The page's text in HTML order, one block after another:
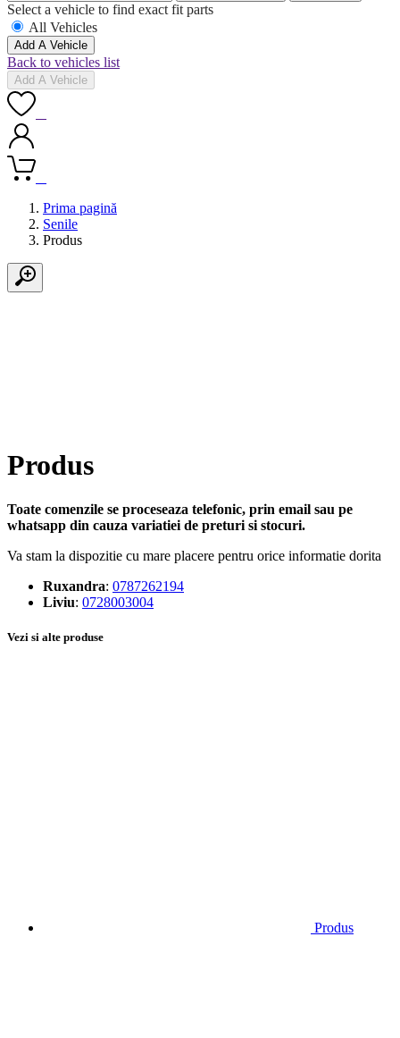
Select a vehicle to find exact fit parts
All Vehicles
Add A Vehicle
Back to vehicles list
Add A Vehicle
Prima pagină
Senile
Produs
Produs
Toate comenzile se proceseaza telefonic, prin email sau pe
whatsapp din cauza variatiei de preturi si stocuri.
Va stam la dispozitie cu mare placere pentru orice informatie dorita
Ruxandra: 0787262194
Liviu: 0728003004
Vezi si alte produse
Produs